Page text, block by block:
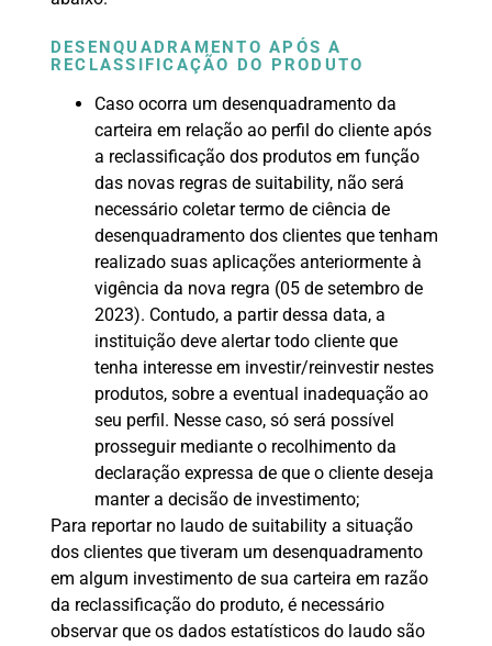
DESENQUADRAMENTO APÓS A
RECLASSIFICAÇÃO DO PRODUTO
Caso ocorra um desenquadramento da
carteira em relação ao perfil do cliente após
a reclassificação dos produtos em função
das novas regras de suitability, não será
necessário coletar termo de ciência de
desenquadramento dos clientes que tenham
realizado suas aplicações anteriormente à
vigência da nova regra (05 de setembro de
2023). Contudo, a partir dessa data, a
instituição deve alertar todo cliente que
tenha interesse em investir/reinvestir nestes
produtos, sobre a eventual inadequação ao
seu perfil. Nesse caso, só será possível
prosseguir mediante o recolhimento da
declaração expressa de que o cliente deseja
manter a decisão de investimento;
Para reportar no laudo de suitability a situação
dos clientes que tiveram um desenquadramento
em algum investimento de sua carteira em razão
da reclassificação do produto, é necessário
observar que os dados estatísticos do laudo são